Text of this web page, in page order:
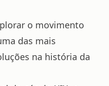
o movimento
das mais
na história da